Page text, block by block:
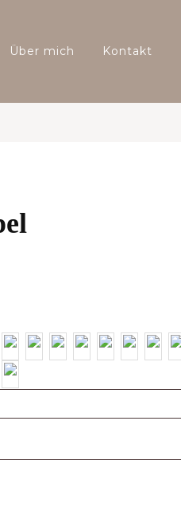
Über mich Kontakt